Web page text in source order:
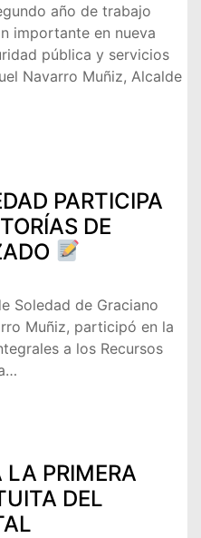
año de trabajo
importante en nueva
pública y servicios
Navarro Muñiz, Alcalde
PARTICIPA
DE
Soledad de Graciano
Muñiz, participó en la
a los Recursos
LA PRIMERA
DEL